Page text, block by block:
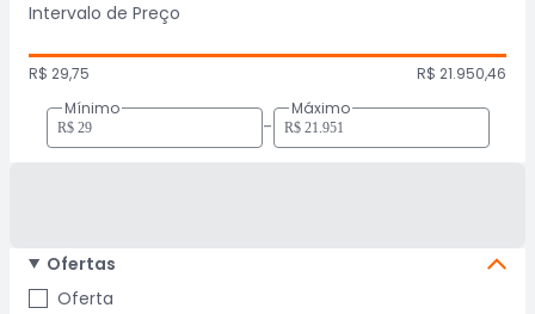
Intervalo de Preço
R$ 29,75
R$ 21.950,46
Mínimo
-
Máximo
Ofertas
Oferta